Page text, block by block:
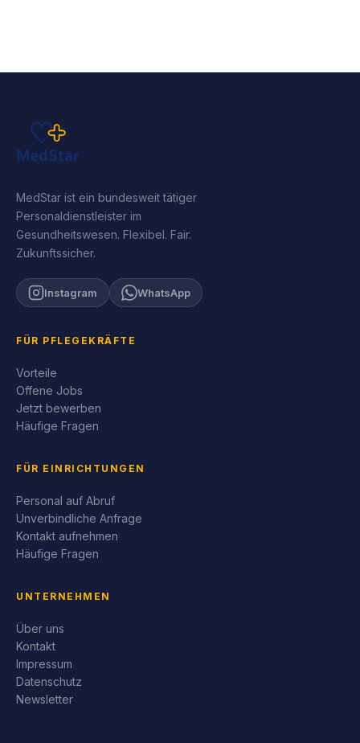
MedStar ist ein bundesweit tätiger
Personaldienstleister im
Gesundheitswesen. Flexibel. Fair.
Zukunftssicher.
Instagram WhatsApp
FÜR PFLEGEKRÄFTE
Vorteile
Offene Jobs
Jetzt bewerben
Häufige Fragen
FÜR EINRICHTUNGEN
Personal auf Abruf
Unverbindliche Anfrage
Kontakt aufnehmen
Häufige Fragen
UNTERNEHMEN
Über uns
Kontakt
Impressum
Datenschutz
Newsletter